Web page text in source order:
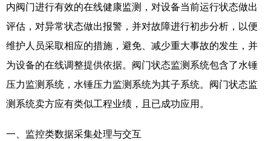
内阀门进行有效的在线健康监测，对设备当前运行状态做出
评估，对异常状态做出报警，并对故障进行初步分析，以便
维护人员采取相应的措施，避免、减少重大事故的发生，并
为设备的在线调整提供依据。阀门状态监测系统包含了水锤
压力监测系统，水锤压力监测系统为其子系统。阀门状态监
测系统卖方应有类似工程业绩，且已成功应用。
一、监控类数据采集处理与交互